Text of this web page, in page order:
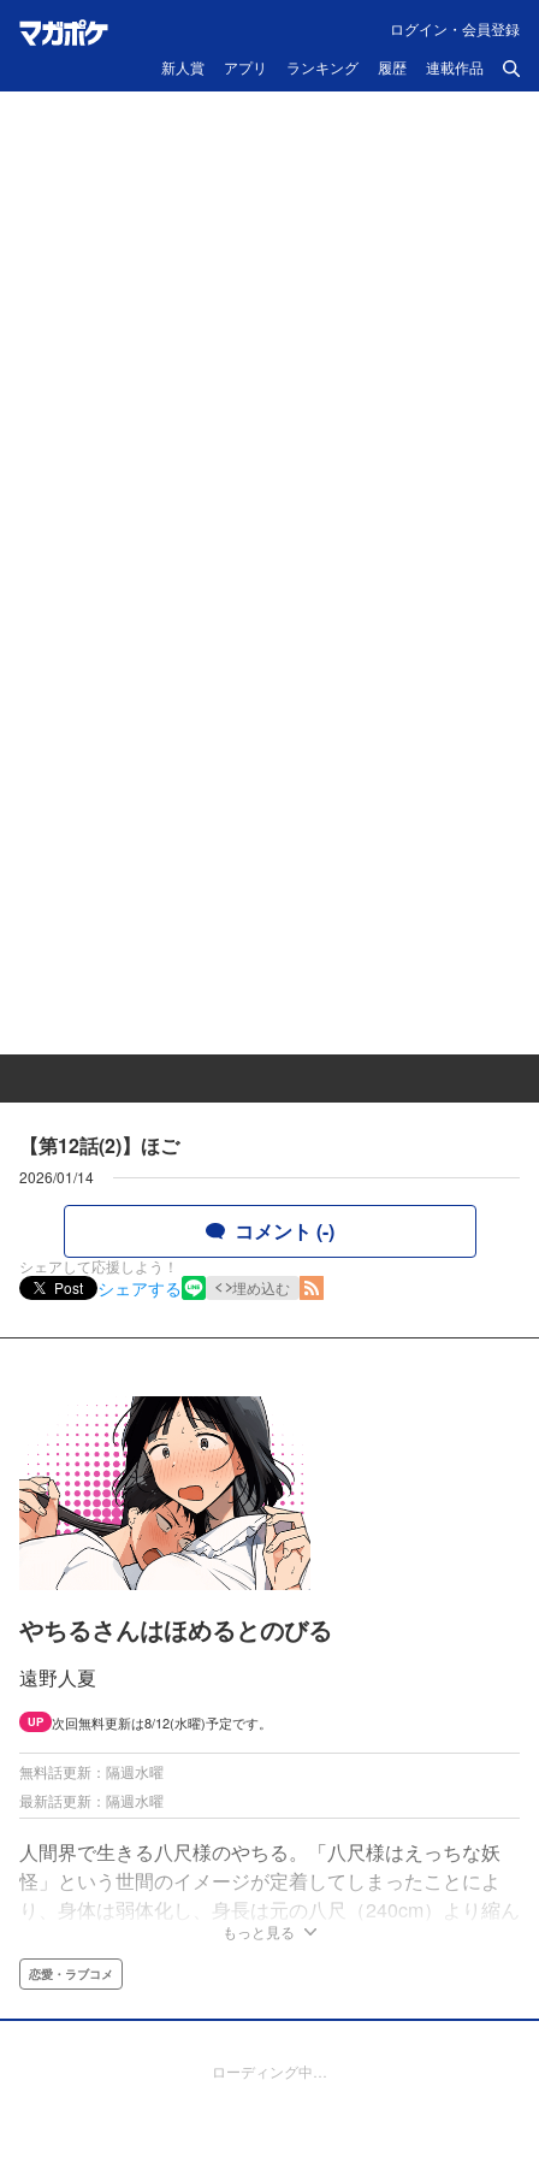
新人賞 アプリ ランキング 履歴 連載作品
ログイン・会員登録
【第12話(2)】ほご
2026/01/14
コメント (-)
シェアして応援しよう！
Post
シェアする 埋め込む
やちるさんはほめるとのびる
遠野人夏
UP 次回無料更新は8/12(水曜)予定です。
無料話更新：隔週水曜
最新話更新：隔週水曜
人間界で生きる八尺様のやちる。「八尺様はえっちな妖
怪」という世間のイメージが定着してしまったことによ
り、身体は弱体化し、身長は元の八尺（240cm）より縮ん
でいまや190cmほど。間違ったイメージを払拭しようと奮
闘するも、日々失敗ばかり。しかし勉強のためにホラー映
画を観に行った映画館で、八尺様の大ファンの青年・誠一
郎と出会う。そこでやちるは、誠一郎に褒められると自分
もっと見る
恋愛・ラブコメ
ローディング中…